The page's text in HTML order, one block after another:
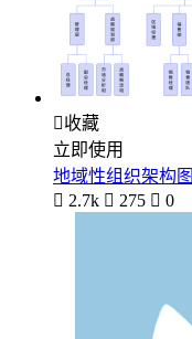
收藏
立即使用
地域性组织架构图
 2.7k  275  0